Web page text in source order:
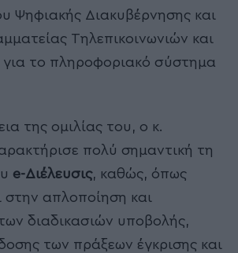
Ψηφιακής Διακυβέρνησης και
Τηλεπικοινωνιών και
για το πληροφοριακό σύστημα
της ομιλίας του, ο κ.
πολύ σημαντική τη
e-Διέλευσις, καθώς, όπως
στην απλοποίηση και
διαδικασιών υποβολής,
των πράξεων έγκρισης και